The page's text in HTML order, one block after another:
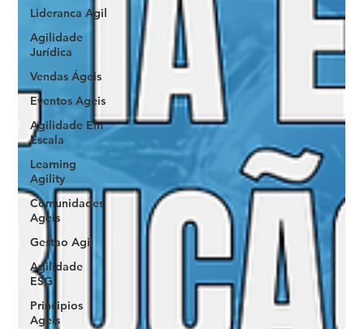
Lideranca Agil
Agilidade
Jurídica
Vendas Ágeis
Eventos Ageis
Agilidade Em
Escala
Learning
Agility
Comunidades
Ageis
Gestao Agil
Agilidade
ESG
Principios
Ageis